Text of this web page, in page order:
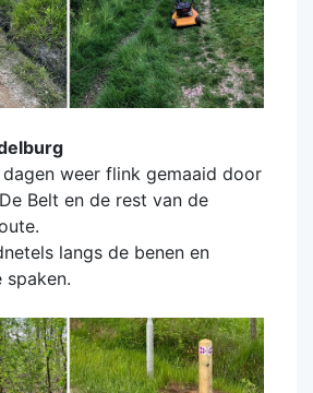
weer flink gemaaid door
Belt en de rest van de
langs de benen en